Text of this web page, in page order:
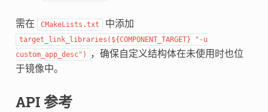
需在 CMakeLists.txt 中添加
target_link_libraries(${COMPONENT_TARGET}
"-u
custom_app_desc")
，确保自定义结构体在未使用时也位
于镜像中。
API 参考